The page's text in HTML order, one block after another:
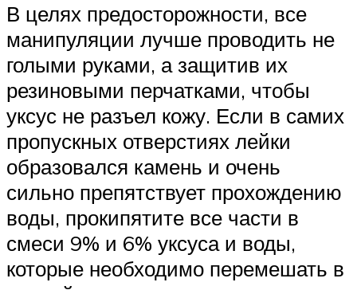
В целях предосторожности, все
манипуляции лучше проводить не
голыми руками, а защитив их
резиновыми перчатками, чтобы
уксус не разъел кожу. Если в самих
пропускных отверстиях лейки
образовался камень и очень
сильно препятствует прохождению
воды, прокипятите все части в
смеси 9% и 6% уксуса и воды,
которые необходимо перемешать в